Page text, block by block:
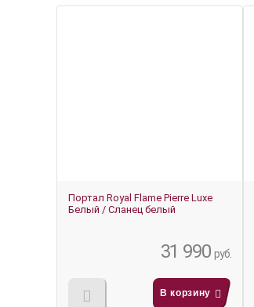
Портал Royal Flame Pierre Luxe
Белый / Сланец белый
31 990руб.
В корзину